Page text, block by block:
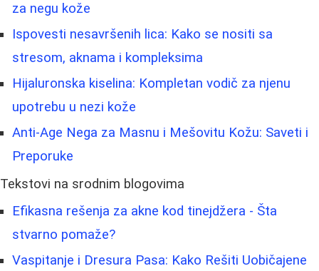
za negu kože
Ispovesti nesavršenih lica: Kako se nositi sa
stresom, aknama i kompleksima
Hijaluronska kiselina: Kompletan vodič za njenu
upotrebu u nezi kože
Anti-Age Nega za Masnu i Mešovitu Kožu: Saveti i
Preporuke
Tekstovi na srodnim blogovima
Efikasna rešenja za akne kod tinejdžera - Šta
stvarno pomaže?
Vaspitanje i Dresura Pasa: Kako Rešiti Uobičajene